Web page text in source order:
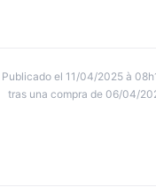
Publicado el 11/04/2025 à
tras una compra de 06/04/